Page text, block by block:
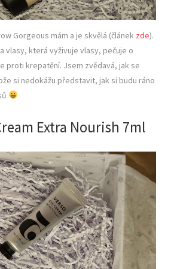
Gorgeous mám a je skvělá (článek zde).
vlasy, která vyživuje vlasy, pečuje o
proti krepatění. Jsem zvědavá, jak se
si nedokážu představit, jak si budu ráno
Extra Nourish 7ml